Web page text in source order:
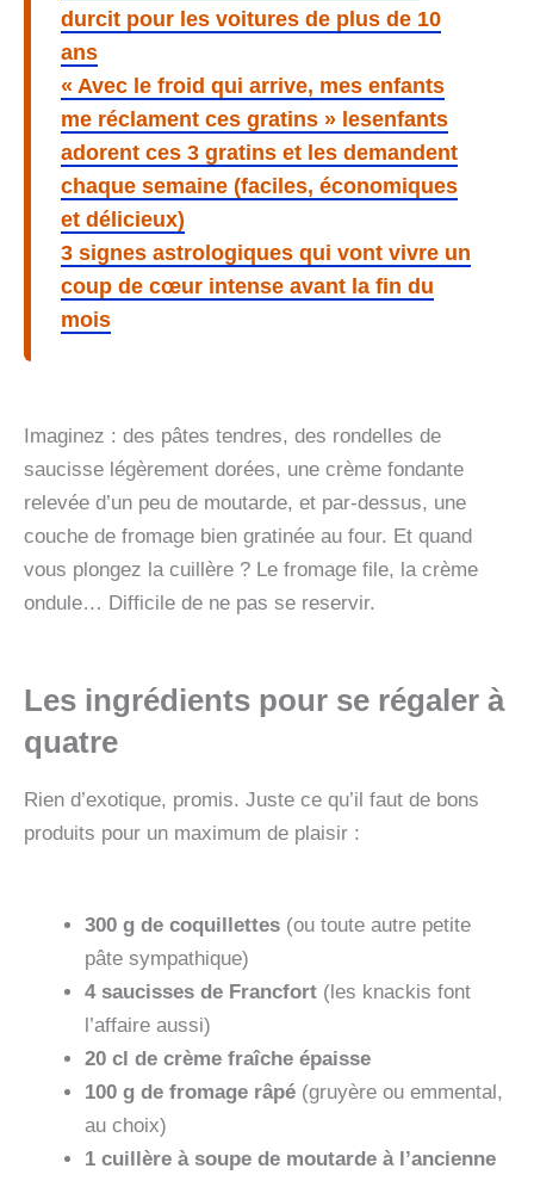
durcit pour les voitures de plus de 10
ans
« Avec le froid qui arrive, mes enfants
me réclament ces gratins » lesenfants
adorent ces 3 gratins et les demandent
chaque semaine (faciles, économiques
et délicieux)
3 signes astrologiques qui vont vivre un
coup de cœur intense avant la fin du
mois
Imaginez : des pâtes tendres, des rondelles de
saucisse légèrement dorées, une crème fondante
relevée d’un peu de moutarde, et par-dessus, une
couche de fromage bien gratinée au four. Et quand
vous plongez la cuillère ? Le fromage file, la crème
ondule… Difficile de ne pas se reservir.
Les ingrédients pour se régaler à
quatre
Rien d’exotique, promis. Juste ce qu’il faut de bons
produits pour un maximum de plaisir :
300 g de coquillettes (ou toute autre petite
pâte sympathique)
4 saucisses de Francfort (les knackis font
l’affaire aussi)
20 cl de crème fraîche épaisse
100 g de fromage râpé (gruyère ou emmental,
au choix)
1 cuillère à soupe de moutarde à l’ancienne